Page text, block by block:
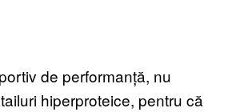
de performanță, nu
hiperproteice, pentru că